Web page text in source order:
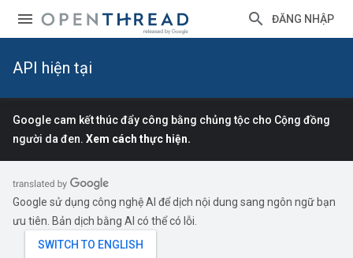
ĐĂNG NHẬP
API hiện tại
Google cam kết thúc đẩy công bằng chủng tộc cho Cộng đồng
người da đen. Xem cách thực hiện.
Google sử dụng công nghệ AI để dịch nội dung sang ngôn ngữ bạn
ưu tiên. Bản dịch bằng AI có thể có lỗi.